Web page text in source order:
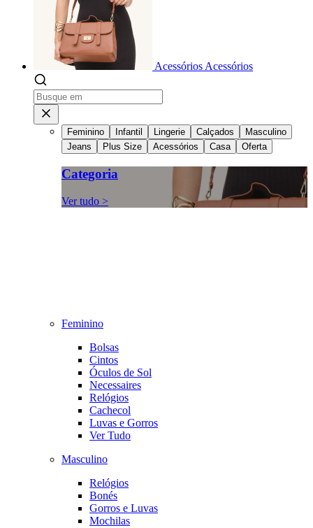
Acessórios Acessórios
Feminino Infantil Lingerie Calçados
Masculino
Jeans
Plus Size Acessórios Casa Oferta
Categoria
Ver tudo >
Feminino
Bolsas
Cintos
Óculos de Sol
Necessaires
Relógios
Cachecol
Luvas e Gorros
Ver Tudo
Masculino
Relógios
Bonés
Gorros e Luvas
Mochilas